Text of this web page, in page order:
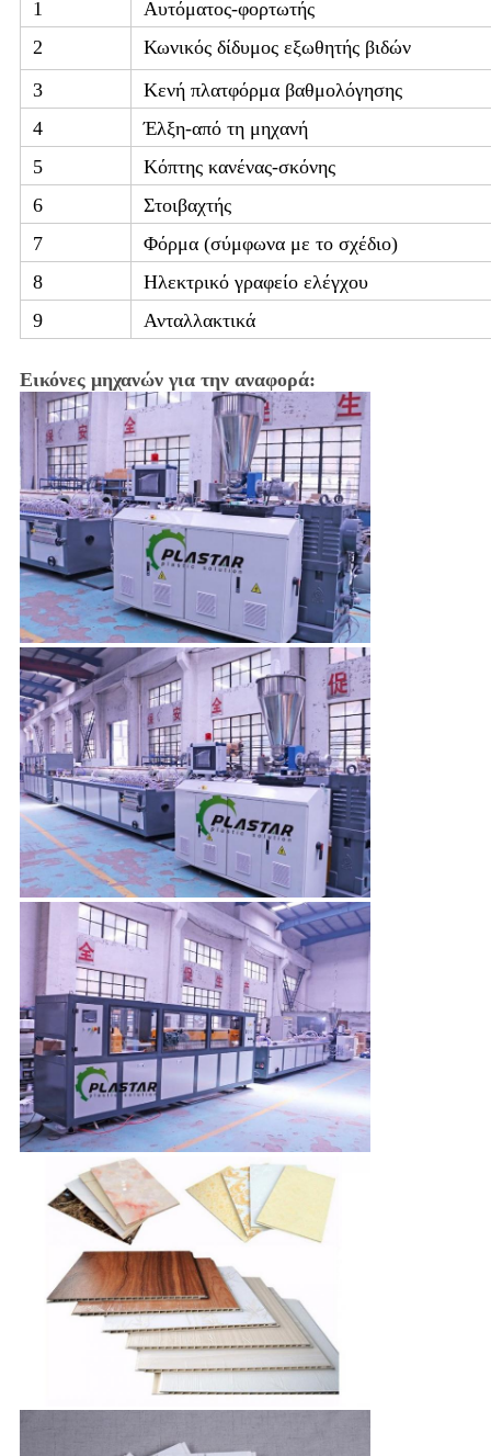
1
Αυτόματος-φορτωτής
2
Κωνικός δίδυμος εξωθητής βιδών
3
Κενή πλατφόρμα βαθμολόγησης
4
Έλξη-από τη μηχανή
5
Κόπτης κανένας-σκόνης
6
Στοιβαχτής
7
Φόρμα (σύμφωνα με το σχέδιο)
8
Ηλεκτρικό γραφείο ελέγχου
9
Ανταλλακτικά
Εικόνες μηχανών για την αναφορά: